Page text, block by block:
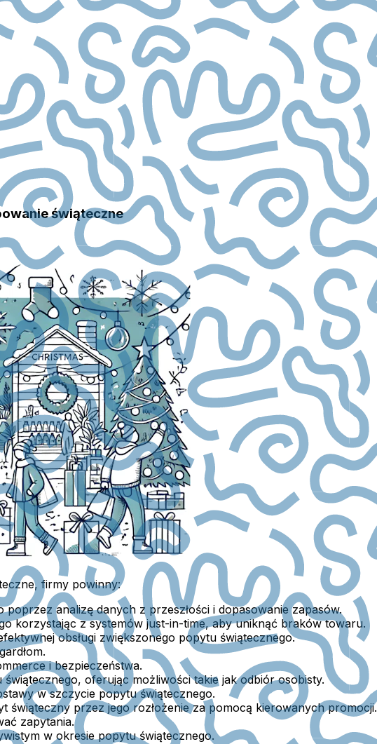
świąteczne
firmy powinny:
analizę danych z przeszłości i dopasowanie zapasów.
korzystając z systemów just-in-time, aby uniknąć braków towaru.
obsługi zwiększonego popytu świątecznego.
i bezpieczeństwa.
świątecznego, oferując możliwości takie jak odbiór osobisty.
w szczycie popytu świątecznego.
świąteczny przez jego rozłożenie za pomocą kierowanych promocji.
zapytania.
w okresie popytu świątecznego.